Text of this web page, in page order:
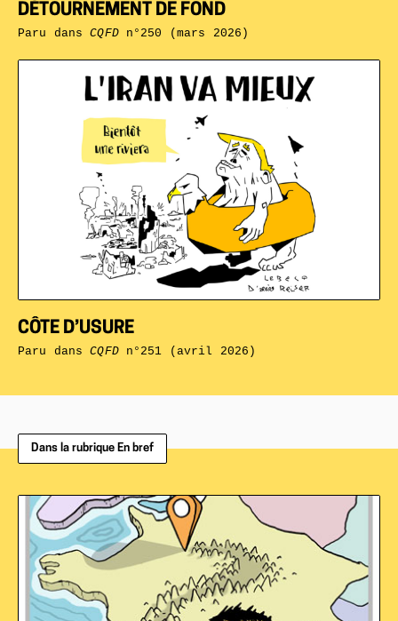
CÔTE D’USURE
Paru dansCQFDn°251 (avril 2026)
DÉTOURNEMENT DE FOND
Paru dansCQFDn°250 (mars 2026)
Dans la rubrique En bref